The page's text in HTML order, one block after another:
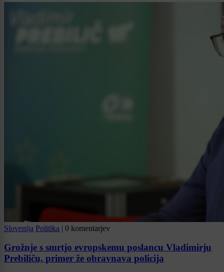
Slovenija Politika | 0 komentarjev
Grožnje s smrtjo evropskemu poslancu Vladimirju
Prebiliču, primer že obravnava policija